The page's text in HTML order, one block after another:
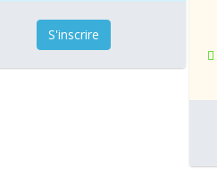
S'inscrire